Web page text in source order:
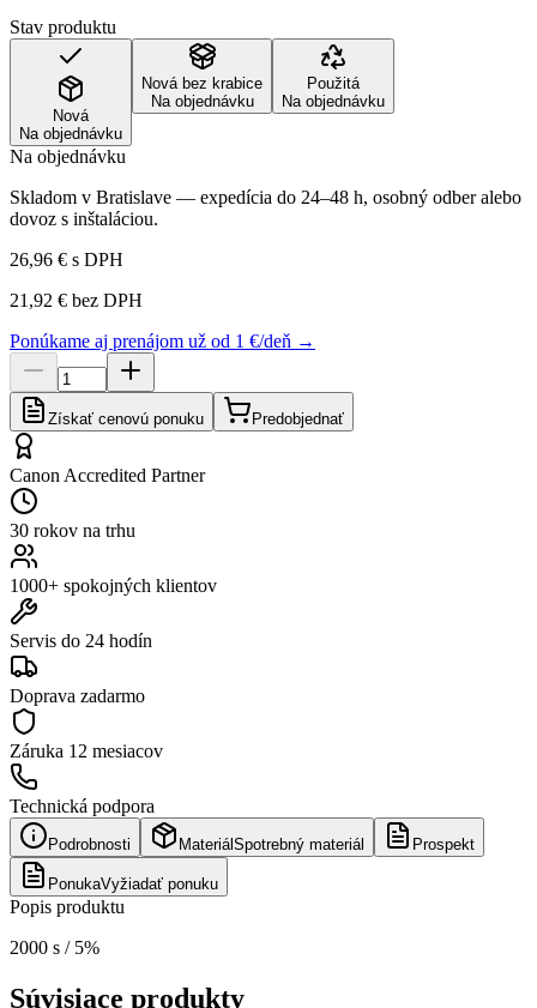
Stav produktu
Nová
Na objednávku
Nová bez krabice
Na objednávku
Použitá
Na objednávku
Na objednávku
Skladom v Bratislave — expedícia do 24–48 h, osobný odber alebo
dovoz s inštaláciou.
26,96 € s DPH
21,92 € bez DPH
Ponúkame aj prenájom už od 1 €/deň →
Získať cenovú ponuku Predobjednať
Canon Accredited Partner
30 rokov na trhu
1000+ spokojných klientov
Servis do 24 hodín
Doprava zadarmo
Záruka 12 mesiacov
Technická podpora
Podrobnosti Materiál Spotrebný materiál Prospekt
PonukaVyžiadať ponuku
Popis produktu
2000 s / 5%
Súvisiace produkty